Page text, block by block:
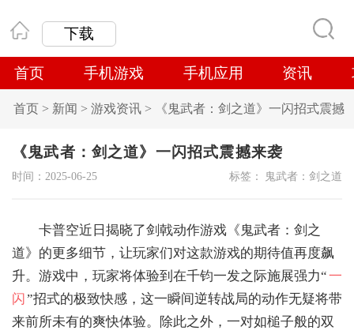
下载
首页 手机游戏 手机应用 资讯
首页 > 新闻 > 游戏资讯 > 《鬼武者：剑之道》一闪招式震撼
来袭
《鬼武者：剑之道》一闪招式震撼来袭
时间：2025-06-25 标签： 鬼武者：剑之道
卡普空近日揭晓了剑戟动作游戏《鬼武者：剑之
道》的更多细节，让玩家们对这款游戏的期待值再度飙
升。游戏中，玩家将体验到在千钧一发之际施展强力“一
闪”招式的极致快感，这一瞬间逆转战局的动作无疑将带
来前所未有的爽快体验。除此之外，一对如槌子般的双